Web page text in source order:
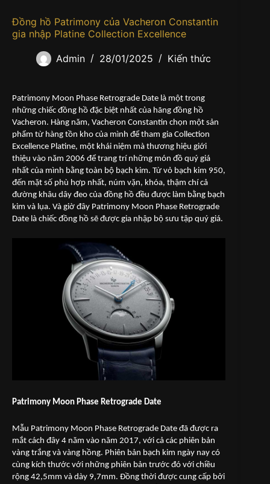
Đồng hồ Patrimony của Vacheron Constantin
gia nhập Platine Collection Excellence
Admin 28/01/2025 Kiến thức
Patrimony Moon Phase Retrograde Date là một trong
những chiếc đồng hồ đặc biệt nhất của hãng đồng hồ
Vacheron. Hàng năm, Vacheron Constantin chọn một sản
phẩm từ hàng tồn kho của mình để tham gia Collection
Excellence Platine, một khái niệm mà thương hiệu giới
thiệu vào năm 2006 để trang trí những món đồ quý giá
nhất của mình bằng toàn bộ bạch kim. Từ vỏ bạch kim 950,
đến mặt số phù hợp nhất, núm vặn, khóa, thậm chí cả
đường khâu dây đeo của đồng hồ đều được làm bằng bạch
kim và lụa. Và giờ đây Patrimony Moon Phase Retrograde
Date là chiếc đồng hồ sẽ được gia nhập bộ sưu tập quý giá.
Patrimony Moon Phase Retrograde Date
Mẫu Patrimony Moon Phase Retrograde Date đã được ra
mắt cách đây 4 năm vào năm 2017, với cả các phiên bản
vàng trắng và vàng hồng. Phiên bản bạch kim ngày nay có
cùng kích thước với những phiên bản trước đó với chiều
rộng 42,5mm và dày 9,7mm. Đồng thời được cung cấp bởi